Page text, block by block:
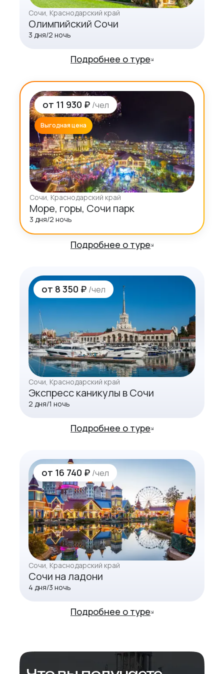
Сочи, Краснодарский край
Олимпийский Сочи
3 дня/2 ночь
Подробнее о туре
от 11 930 ₽ /чел
Выгодная цена
Сочи, Краснодарский край
Море, горы, Сочи парк
3 дня/2 ночь
Подробнее о туре
от 8 350 ₽ /чел
Сочи, Краснодарский край
Экспресс каникулы в Сочи
2 дня/1 ночь
Подробнее о туре
от 16 740 ₽ /чел
Сочи, Краснодарский край
Сочи на ладони
4 дня/3 ночь
Подробнее о туре